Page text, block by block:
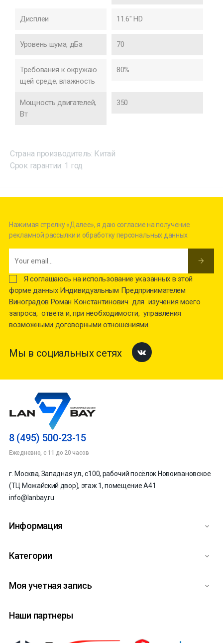
Дисплеи 11.6" HD
Уровень шума, дБа 70
Требования к окружаю
щей среде, влажность
80%
Мощность двигателей,
Вт
350
Страна производитель: Китай
Срок гарантии: 1 год
Нажимая стрелку «Далее», я даю согласие на получение
рекламной рассылки и обработку персональных данных
Я соглашаюсь на использование указанных в этой
форме данных Индивидуальным Предпринимателем
Виноградов Роман Константинович для изучения моего
запроса, ответа и, при необходимости, управления
возможными договорными отношениями.
Мы в социальных сетях Facebook
8 (495) 500-23-15
Ежедневно, с 11 до 20 часов
г. Москва, Западная ул., с100, рабочий посёлок Новоивановское
(ТЦ Можайский двор), этаж 1, помещение А41
info@lanbay.ru
Информация 
Категории 
Моя учетная запись 
Наши партнеры